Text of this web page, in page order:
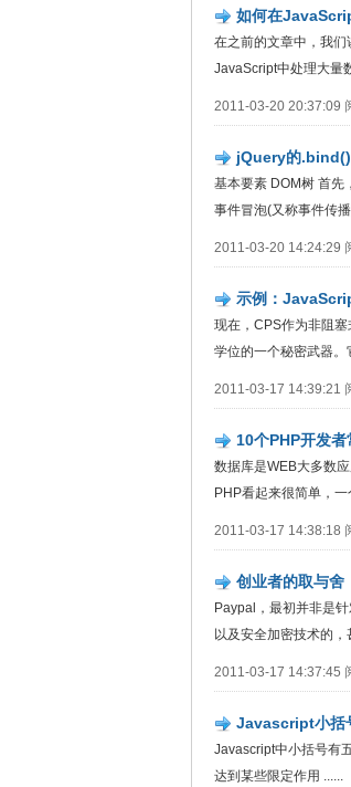
如何在
在之前的文章中，我
JavaScript中处理大量
2011-03-20 20:37:09
jQuery的
基本要素 DOM树 首先
事件冒泡(又称事件传
2011-03-20 14:24:29
示例：
现在，CPS作为非阻
学位的一个秘密武器。
2011-03-17 14:39:21
10个PHP开发
数据库是WEB大多数
PHP看起来很简单，
2011-03-17 14:38:18
创业者的取与舍
Paypal，最初并非是
以及安全加密技术的
2011-03-17 14:37:45
Javascript小括
Javascript中小括号有
达到某些限定作用 ......